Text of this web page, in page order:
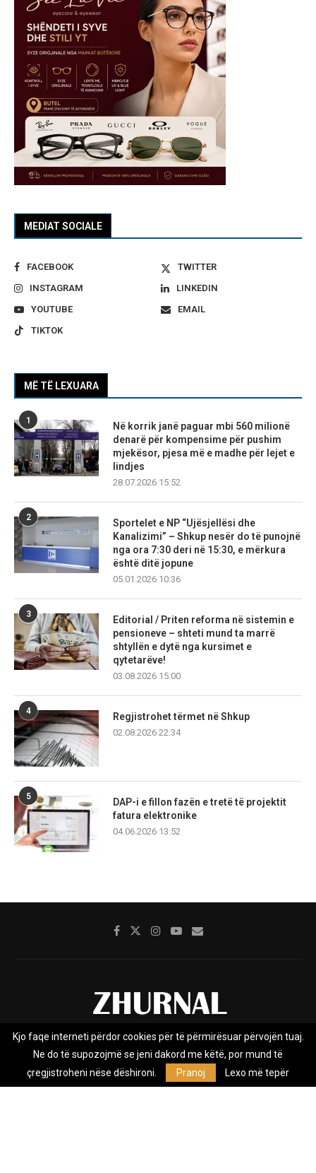
MEDIAT SOCIALE
FACEBOOK
TWITTER
INSTAGRAM
LINKEDIN
YOUTUBE
EMAIL
TIKTOK
MË TË LEXUARA
1
Në korrik janë paguar mbi 560 milionë
denarë për kompensime për pushim
mjekësor, pjesa më e madhe për lejet e
lindjes
28.07.2026 15:52
2
Sportelet e NP “Ujësjellësi dhe
Kanalizimi” – Shkup nesër do të punojnë
nga ora 7:30 deri në 15:30, e mërkura
është ditë jopune
05.01.2026 10:36
3
Editorial / Priten reforma në sistemin e
pensioneve – shteti mund ta marrë
shtyllën e dytë nga kursimet e
qytetarëve!
03.08.2026 15:00
4
Regjistrohet tërmet në Shkup
02.08.2026 22:34
5
DAP-i e fillon fazën e tretë të projektit
fatura elektronike
04.06.2026 13:52
Rreth nesh Impresumi Marketing
Privacy Policy
Zhurnal.mk është Agjenci e Lajmeve e pavarur, e themeluar në vitin
Kjo faqe interneti përdor cookies për të përmirësuar përvojën tuaj.
Ne do të supozojmë se jeni dakord me këtë, por mund të
çregjistroheni nëse dëshironi.
Pranoj Lexo më tepër